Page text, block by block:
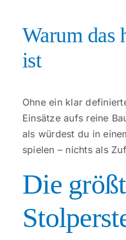
Warum das
ist
Ohne ein klar
Einsätze aufs reine
als würdest du in
spielen – nichts als
Die